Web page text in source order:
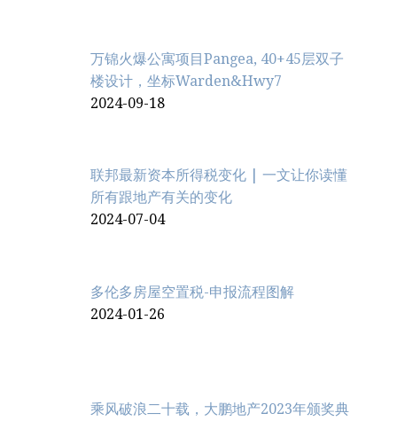
万锦火爆公寓项目Pangea, 40+45层双子
楼设计，坐标Warden&Hwy7
2024-09-18
联邦最新资本所得税变化 | 一文让你读懂
所有跟地产有关的变化
2024-07-04
多伦多房屋空置税-申报流程图解
2024-01-26
乘风破浪二十载，大鹏地产2023年颁奖典